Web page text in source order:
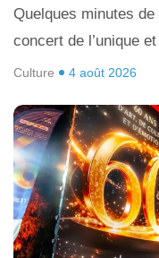
Quelques minutes
concert de l’unique
Culture 4 août 2026